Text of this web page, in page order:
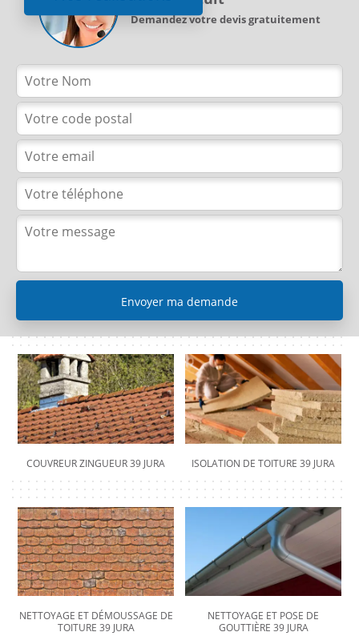
Demandez votre devis gratuitement
COUVREUR ZINGUEUR 39 JURA ISOLATION DE TOITURE 39 JURA
NETTOYAGE ET DÉMOUSSAGE DE
TOITURE 39 JURA
NETTOYAGE ET POSE DE
GOUTTIÈRE 39 JURA